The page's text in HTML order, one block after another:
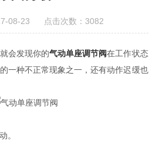
08-23 点击次数：3082
会发现你的气动单座调节阀在工作状态
一种不正常现象之一，还有动作迟缓也
。